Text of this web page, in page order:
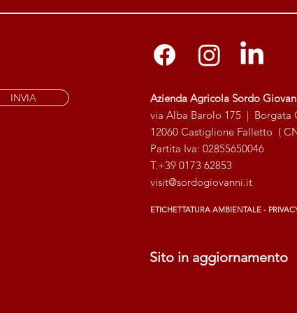
INVIA
Azienda Agricola Sordo
via Alba Barolo 175 | Borgata
12060 Castiglione Falletto (
Partita Iva: 02855650046
T.+39 0173 62853
visit@sordogiovanni.it
ETICHETTATURA AMBIENTALE -
Sito in aggiornamento